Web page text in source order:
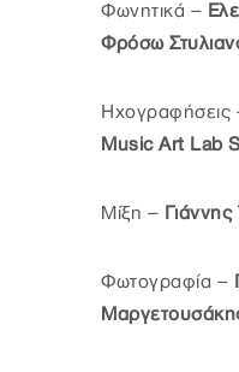
Φωνητικά –
Φρόσω
Ηχογραφήσεις
Music Art Lab
Μίξη –
Φωτογραφία –